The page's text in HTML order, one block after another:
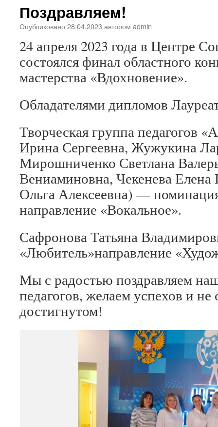
Поздравляем!
Опубликовано 28.04.2023 автором admin
24 апреля 2023 года в Центре
состоялся финал областного
мастерства «Вдохновение».
Обладателями дипломов
Творческая группа педагогов
Ирина Сергеевна, Жужукина
Мирошниченко Светлана
Вениаминовна, Чекенева Елена
Ольга Алексеевна) —
направление «Вокальное».
Сафронова Татьяна
«Любитель»направление
Мы с радостью поздравляем
педагогов, желаем успехов и не
достигнутом!